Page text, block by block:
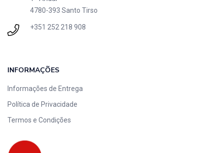
4780-393 Santo Tirso
+351 252 218 908
INFORMAÇÕES
Informações de Entrega
Política de Privacidade
Termos e Condições